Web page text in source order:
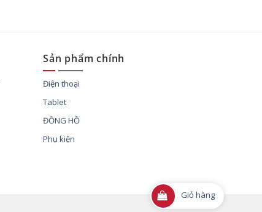
Sản phẩm chính
Điện thoại
Tablet
ĐỒNG HỒ
Phụ kiện
Giỏ hàng